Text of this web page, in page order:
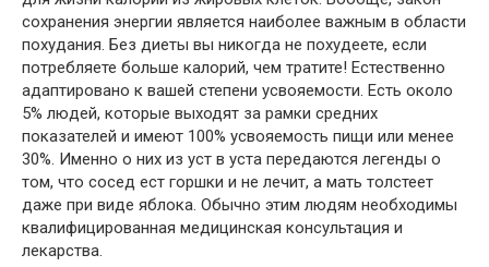
сохранения энергии является наиболее важным в области
похудания. Без диеты вы никогда не похудеете, если
потребляете больше калорий, чем тратите! Естественно
адаптировано к вашей степени усвояемости. Есть около
5% людей, которые выходят за рамки средних
показателей и имеют 100% усвояемость пищи или менее
30%. Именно о них из уст в уста передаются легенды о
том, что сосед ест горшки и не лечит, а мать толстеет
даже при виде яблока. Обычно этим людям необходимы
квалифицированная медицинская консультация и
лекарства.